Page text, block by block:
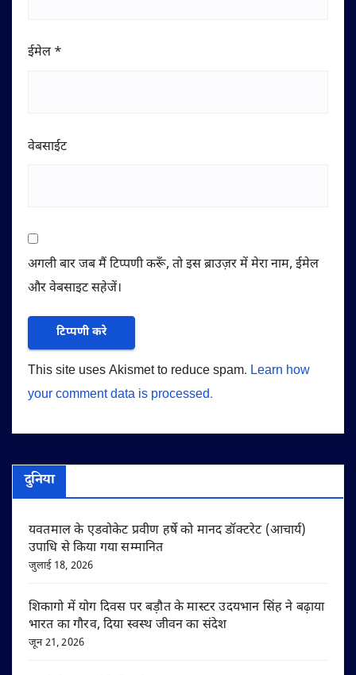
ईमेल *
वेबसाईट
अगली बार जब मैं टिप्पणी करूँ, तो इस ब्राउज़र में मेरा नाम, ईमेल
और वेबसाइट सहेजें।
This site uses Akismet to reduce spam. Learn how
your comment data is processed.
दुनिया
यवतमाल के एडवोकेट प्रवीण हर्षे को मानद डॉक्टरेट (आचार्य)
उपाधि से किया गया सम्मानित
जुलाई 18, 2026
शिकागो में योग दिवस पर बड़ौत के मास्टर उदयभान सिंह ने बढ़ाया
भारत का गौरव, दिया स्वस्थ जीवन का संदेश
जून 21, 2026